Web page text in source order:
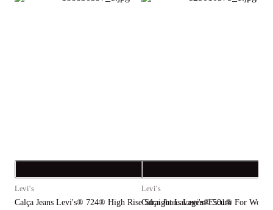
Levi's
Calça Jeans Levi's® 724® High Rise Straight Lavagem Escura
Levi's
Calça Jeans Levi's® 501® For